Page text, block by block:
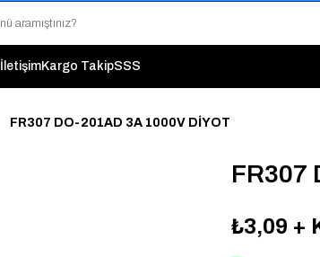
"Toptan Fiyatına Perakende Satış Avantajını
"Üyelere Özel: Stok Önceliği ve Proje
İletişimKargo TakipSSS
FR307 DO-201AD 3A 1000V DİYOT
FR307
₺3,09 +